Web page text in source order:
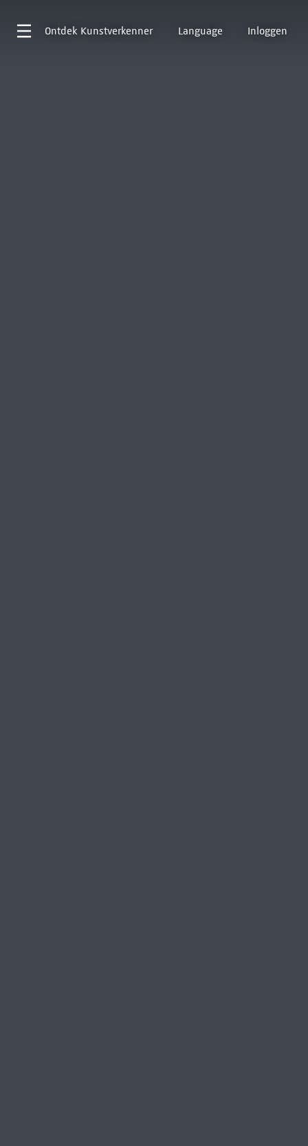
Ontdek Kunstverkenner Language Inloggen